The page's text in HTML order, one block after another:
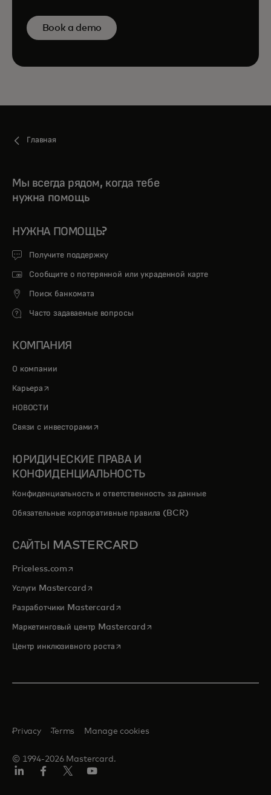
Book a demo
Главная
Мы всегда рядом, когда тебе
нужна помощь
НУЖНА ПОМОЩЬ?
Получите поддержку
Сообщите о потерянной или украденной карте
Поиск банкомата
Часто задаваемые вопросы
КОМПАНИЯ
О компании
Карьера opens in a new tab
НОВОСТИ
Связи с инвесторами opens in a new tab
ЮРИДИЧЕСКИЕ ПРАВА И
КОНФИДЕНЦИАЛЬНОСТЬ
Конфиденциальность и ответственность за данные
Обязательные корпоративные правила (BCR)
САЙТЫ MASTERCARD
Priceless.com opens in a new tab
Услуги Mastercardopens in a new tab
Разработчики Mastercardopens in a new tab
Маркетинговый центр Mastercardopens in a new tab
Центр инклюзивного ростаopens in a new tab
© 1994-2026 Mastercard.
Privacy Terms Manage cookies